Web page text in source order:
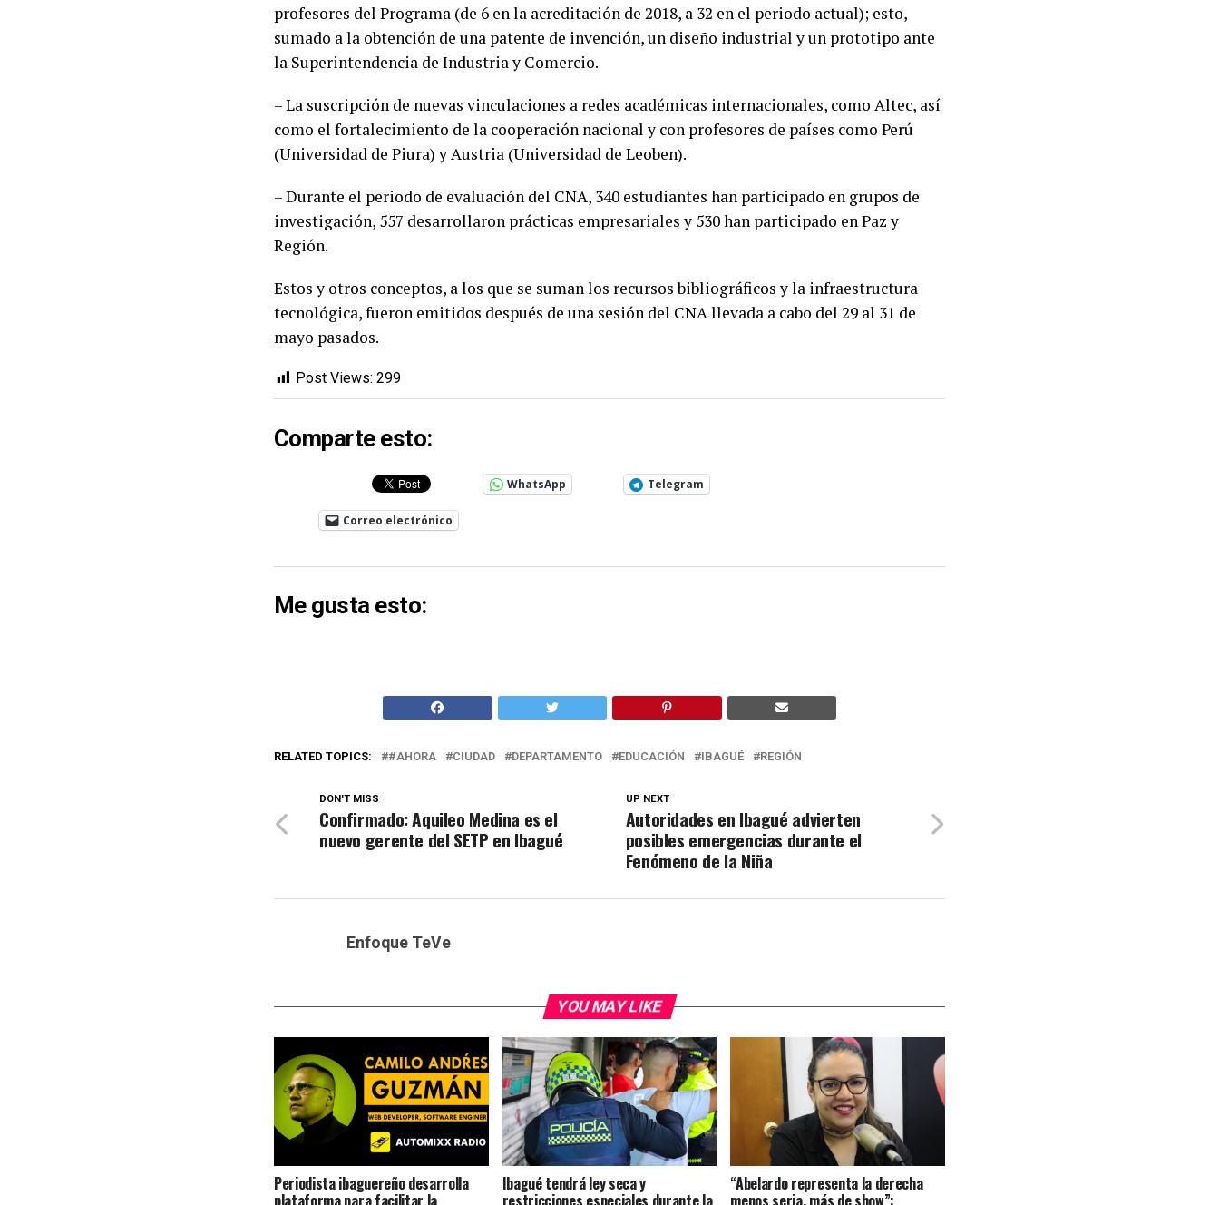
profesores del Programa (de 6 en la acreditación de 2018, a 32 en el periodo actual); esto,
sumado a la obtención de una patente de invención, un diseño industrial y un prototipo ante
la Superintendencia de Industria y Comercio.
– La suscripción de nuevas vinculaciones a redes académicas internacionales, como Altec, así
como el fortalecimiento de la cooperación nacional y con profesores de países como Perú
(Universidad de Piura) y Austria (Universidad de Leoben).
– Durante el periodo de evaluación del CNA, 340 estudiantes han participado en grupos de
investigación, 557 desarrollaron prácticas empresariales y 530 han participado en Paz y
Región.
Estos y otros conceptos, a los que se suman los recursos bibliográficos y la infraestructura
tecnológica, fueron emitidos después de una sesión del CNA llevada a cabo del 29 al 31 de
mayo pasados.
Post Views: 299
Comparte esto:
WhatsApp Telegram
Correo electrónico
Me gusta esto:
RELATED TOPICS: #AHORA CIUDAD DEPARTAMENTO EDUCACIÓN IBAGUÉ REGIÓN
UP NEXT
Autoridades en Ibagué advierten
posibles emergencias durante el
Fenómeno de la Niña
DON'T MISS
Confirmado: Aquileo Medina es el
nuevo gerente del SETP en Ibagué
Enfoque TeVe
YOU MAY LIKE
Periodista ibaguereño desarrolla
plataforma para facilitar la
Ibagué tendrá ley seca y
restricciones especiales durante la
“Abelardo representa la derecha
menos seria, más de show”: